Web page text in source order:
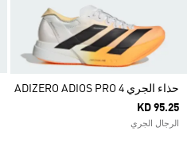
حذاء الجري ADIZERO ADIOS PRO 4
KD 95.25
الرجال الجري